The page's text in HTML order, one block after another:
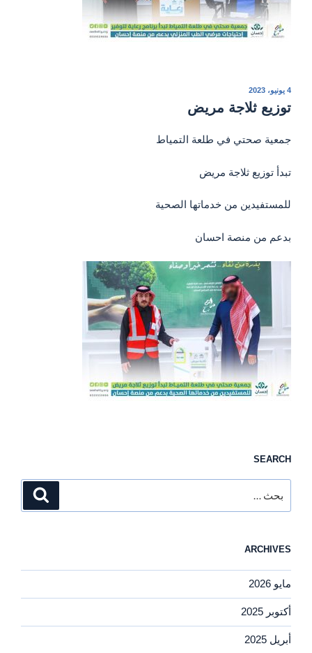
نُشر
4 يونيو، 2023
توزيع ثلاجة مريض
جمعية صحتي في طلعة التمياط
تبدأ توزيع ثلاجة مريض
للمستفيدين من خدماتها الصحية
بدعم من منصة احسان
SEARCH
عن:
بحث
ARCHIVES
مايو 2026
أكتوبر 2025
أبريل 2025